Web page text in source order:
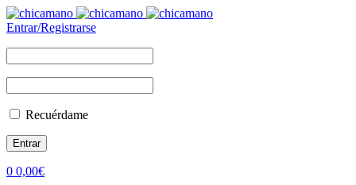
Entrar/Registrarse
Recuérdame
0 0,00€